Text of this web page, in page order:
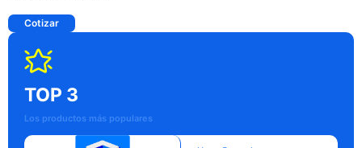
Cotizar
TOP 3
Los productos más populares